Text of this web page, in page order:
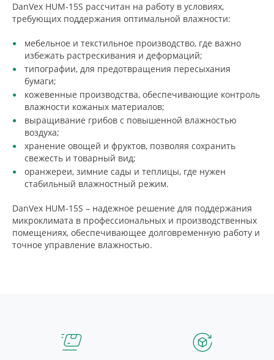
DanVex HUM-15S рассчитан на работу в условиях,
требующих поддержания оптимальной влажности:
мебельное и текстильное производство, где важно
избежать растрескивания и деформаций;
типографии, для предотвращения пересыхания
бумаги;
кожевенные производства, обеспечивающие контроль
влажности кожаных материалов;
выращивание грибов с повышенной влажностью
воздуха;
хранение овощей и фруктов, позволяя сохранить
свежесть и товарный вид;
оранжереи, зимние сады и теплицы, где нужен
стабильный влажностный режим.
DanVex HUM-15S – надежное решение для поддержания
микроклимата в профессиональных и производственных
помещениях, обеспечивающее долговременную работу и
точное управление влажностью.